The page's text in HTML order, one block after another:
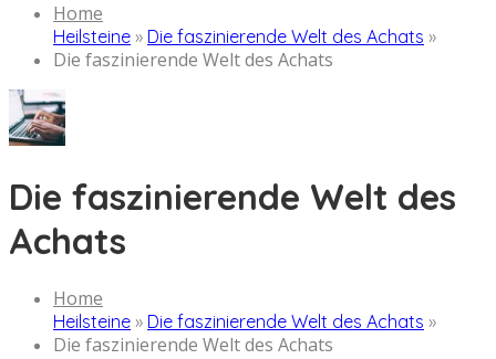
Home
Heilsteine » Die faszinierende Welt des Achats »
Die faszinierende Welt des Achats
Die faszinierende Welt des
Achats
Home
Heilsteine » Die faszinierende Welt des Achats »
Die faszinierende Welt des Achats